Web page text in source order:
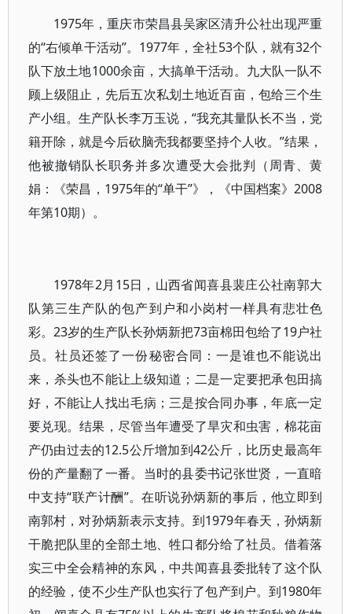
1975年，重庆市荣昌县吴家区清升公社出现严重
的“右倾单干活动”。1977年，全社53个队，就有32个
队下放土地1000余亩，大搞单干活动。九大队一队不
顾上级阻止，先后五次私划土地近百亩，包给三个生
产小组。生产队长李万玉说，“我充其量队长不当，党
籍开除，就是今后砍脑壳我都要坚持个人收。”结果，
他被撤销队长职务并多次遭受大会批判（周青、黄
娟：《荣昌，1975年的“单干”》，《中国档案》2008
年第10期）。
1978年2月15日，山西省闻喜县裴庄公社南郭大
队第三生产队的包产到户和小岗村一样具有悲壮色
彩。23岁的生产队长孙炳新把73亩棉田包给了19户社
员。社员还签了一份秘密合同：一是谁也不能说出
来，杀头也不能让上级知道；二是一定要把承包田搞
好，不能让人找出毛病；三是按合同办事，年底一定
要兑现。结果，尽管当年遭受了旱灾和虫害，棉花亩
产仍由过去的12.5公斤增加到42公斤，比历史最高年
份的产量翻了一番。当时的县委书记张世贤，一直暗
中支持“联产计酬”。在听说孙炳新的事后，他立即到
南郭村，对孙炳新表示支持。到1979年春天，孙炳新
干脆把队里的全部土地、牲口都分给了社员。借着落
实三中全会精神的东风，中共闻喜县委批转了这个队
的经验，使不少生产队也实行了包产到户。到1980年